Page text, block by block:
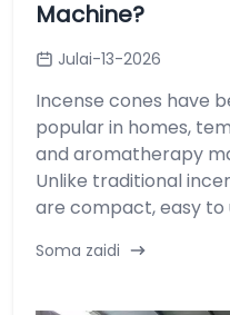
Machine?
Julai-13-2026
Incense cones have
popular in homes,
and aromatherapy
Unlike traditional
are compact, easy to
Soma zaidi